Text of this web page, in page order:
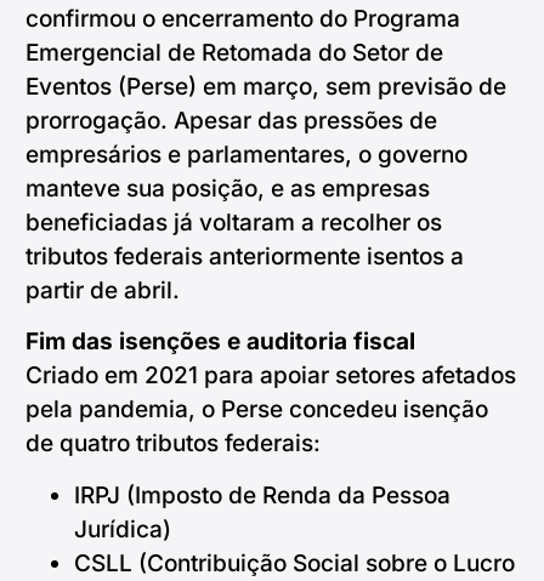
confirmou o encerramento do Programa
Emergencial de Retomada do Setor de
Eventos (Perse) em março, sem previsão de
prorrogação. Apesar das pressões de
empresários e parlamentares, o governo
manteve sua posição, e as empresas
beneficiadas já voltaram a recolher os
tributos federais anteriormente isentos a
partir de abril.
Fim das isenções e auditoria fiscal
Criado em 2021 para apoiar setores afetados
pela pandemia, o Perse concedeu isenção
de quatro tributos federais:
IRPJ (Imposto de Renda da Pessoa
Jurídica)
CSLL (Contribuição Social sobre o Lucro